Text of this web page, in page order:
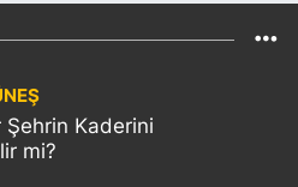
Şehrin Kaderini
mi?